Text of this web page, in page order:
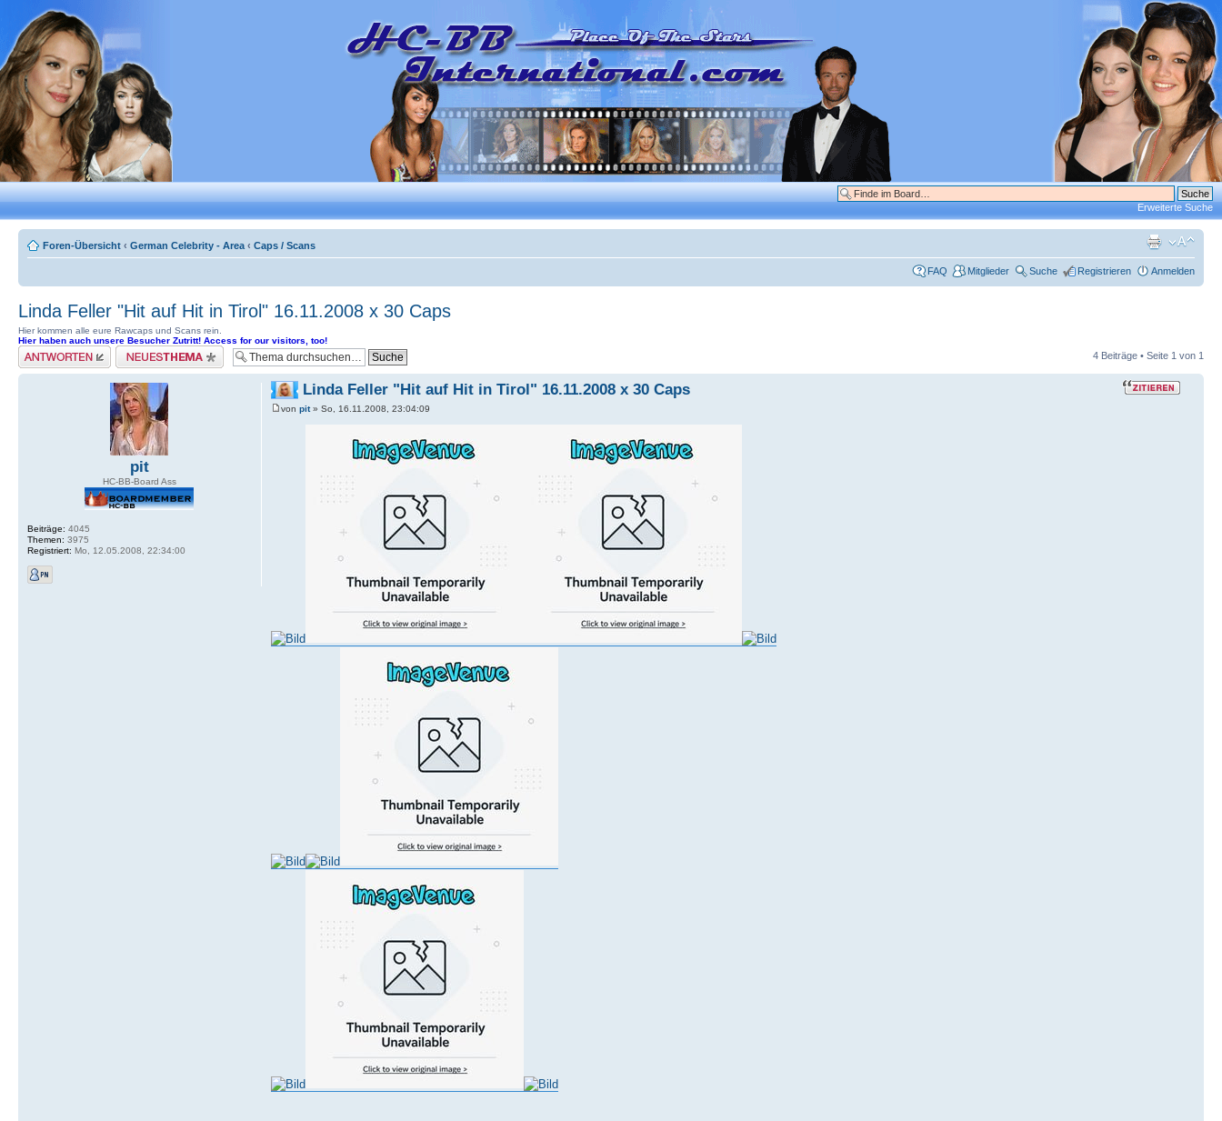
Erweiterte Suche
Foren-Übersicht ‹ German Celebrity - Area ‹ Caps / Scans
FAQ Mitglieder Suche Registrieren Anmelden
Linda Feller "Hit auf Hit in Tirol" 16.11.2008 x 30 Caps
Hier kommen alle eure Rawcaps und Scans rein.
Hier haben auch unsere Besucher Zutritt! Access for our visitors, too!
Antwort erstellen Neues Thema erstellen 4 Beiträge • Seite 1 von 1
pit
HC-BB-Board Ass
Beiträge: 4045
Themen: 3975
Registriert: Mo, 12.05.2008, 22:34:00
Linda Feller "Hit auf Hit in Tirol" 16.11.2008 x 30 Caps
von pit» So, 16.11.2008, 23:04:09